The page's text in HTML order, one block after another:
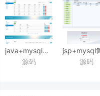
java+mysql校园学校宿舍管理系统源码
源码
源码